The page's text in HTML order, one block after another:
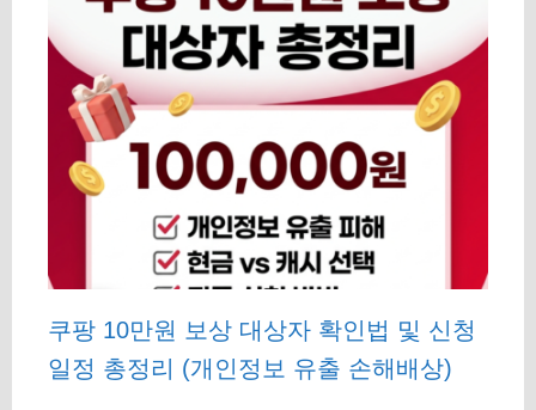
쿠팡 10만원 보상 대상자 확인법 및 신청
일정 총정리 (개인정보 유출 손해배상)